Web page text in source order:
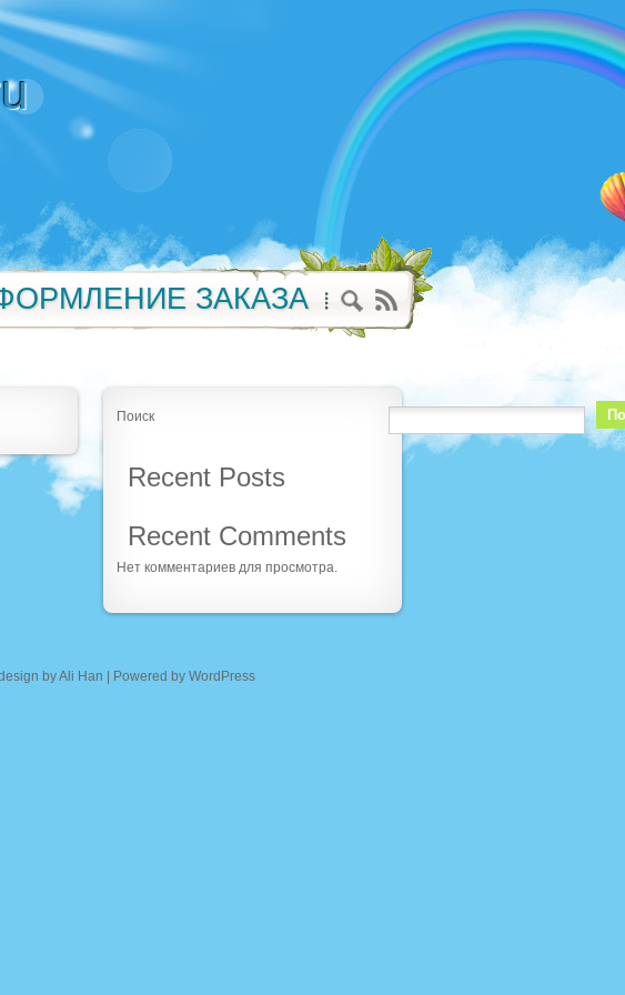
ЗАКАЗА
Поиск
Recent Posts
Recent Comments
Нет комментариев для просмотра.
byAli Han | Powered by WordPress